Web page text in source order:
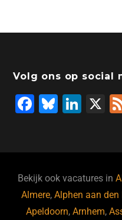
Volg ons op social
F
b
o
Bl
ky
Li
dI
n
X
Bekijk ook vacatures in
Almere,Alphen aan den
Apeldoorn,Arnhem,